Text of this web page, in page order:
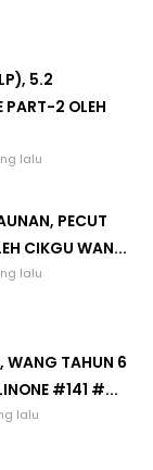
5.2
PART-2 OLEH
lalu
PECUT
CIKGU WAN...
lalu
WANG TAHUN 6
#141 #...
lalu